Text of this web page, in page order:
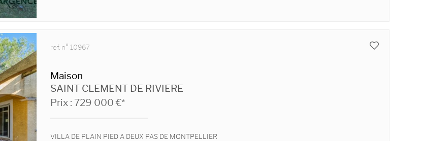
ref. n° 10967
Maison
SAINT CLEMENT DE RIVIERE
Prix : 729 000 €*
VILLA DE PLAIN PIED A DEUX PAS DE MONTPELLIER